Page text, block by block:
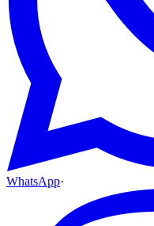
WhatsApp·